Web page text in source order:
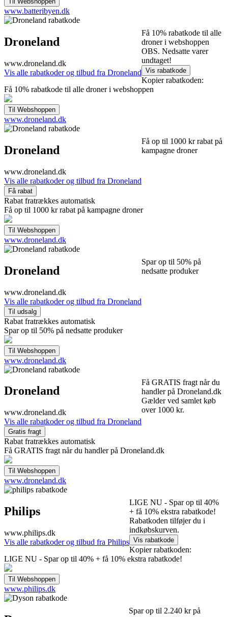
www.batteribyen.dk
Droneland
www.droneland.dk
Vis alle rabatkoder og tilbud fra Droneland
Få 10% rabatkode til alle
droner i webshoppen
OBS. Nedsatte varer
undtaget!
Kopier rabatkoden:
Få 10% rabatkode til alle droner i webshoppen
www.droneland.dk
Droneland
www.droneland.dk
Vis alle rabatkoder og tilbud fra Droneland
Få op til 1000 kr rabat på
kampagne droner
Rabat fratrækkes automatisk
Få op til 1000 kr rabat på kampagne droner
www.droneland.dk
Droneland
www.droneland.dk
Vis alle rabatkoder og tilbud fra Droneland
Spar op til 50% på
nedsatte produker
Rabat fratrækkes automatisk
Spar op til 50% på nedsatte produker
www.droneland.dk
Droneland
www.droneland.dk
Vis alle rabatkoder og tilbud fra Droneland
Få GRATIS fragt når du
handler på Droneland.dk
Gælder ved samlet køb
over 1000 kr.
Rabat fratrækkes automatisk
Få GRATIS fragt når du handler på Droneland.dk
www.droneland.dk
Philips
www.philips.dk
Vis alle rabatkoder og tilbud fra Philips
LIGE NU - Spar op til 40%
+ få 10% ekstra rabatkode!
Rabatkoden tilføjer du i
indkøbskurven.
Kopier rabatkoden:
LIGE NU - Spar op til 40% + få 10% ekstra rabatkode!
www.philips.dk
Spar op til 2.240 kr på